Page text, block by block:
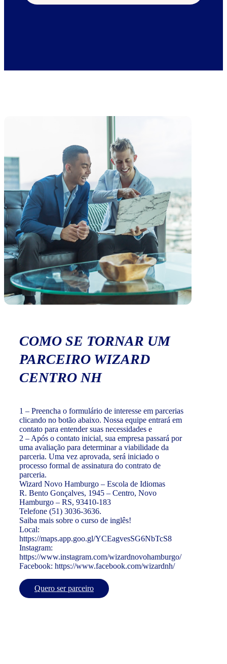
COMO SE TORNAR UM
PARCEIRO WIZARD
CENTRO NH
1 – Preencha o formulário de interesse em parcerias
clicando no botão abaixo. Nossa equipe entrará em
contato para entender suas necessidades e
2 – Após o contato inicial, sua empresa passará por
uma avaliação para determinar a viabilidade da
parceria. Uma vez aprovada, será iniciado o
processo formal de assinatura do contrato de
parceria.
Wizard Novo Hamburgo – Escola de Idiomas
R. Bento Gonçalves, 1945 – Centro, Novo
Hamburgo – RS, 93410-183
Telefone (51) 3036-3636.
Saiba mais sobre o curso de inglês!
Local:
https://maps.app.goo.gl/YCEagvesSG6NbTcS8
Instagram:
https://www.instagram.com/wizardnovohamburgo/
Facebook: https://www.facebook.com/wizardnh/
Quero ser parceiro